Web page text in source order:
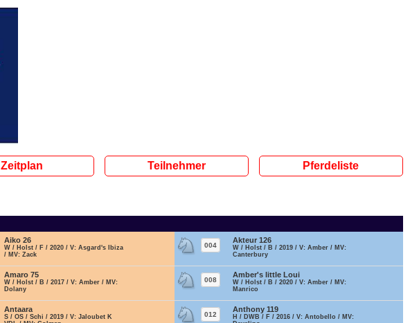
Zeitplan Teilnehmer Pferdeliste
Aiko 26
W / Holst / F / 2020 / V: Asgard's Ibiza
/ MV: Zack
004
Akteur 126
W / Holst / B / 2019 / V: Amber / MV:
Canterbury
Amaro 75
W / Holst / B / 2017 / V: Amber / MV:
Dolany
008
Amber's little Loui
W / Holst / B / 2020 / V: Amber / MV:
Manrico
Antaara
S / OS / Schi / 2019 / V: Jaloubet K
012
Anthony 119
H / DWB / F / 2016 / V: Antobello / MV: